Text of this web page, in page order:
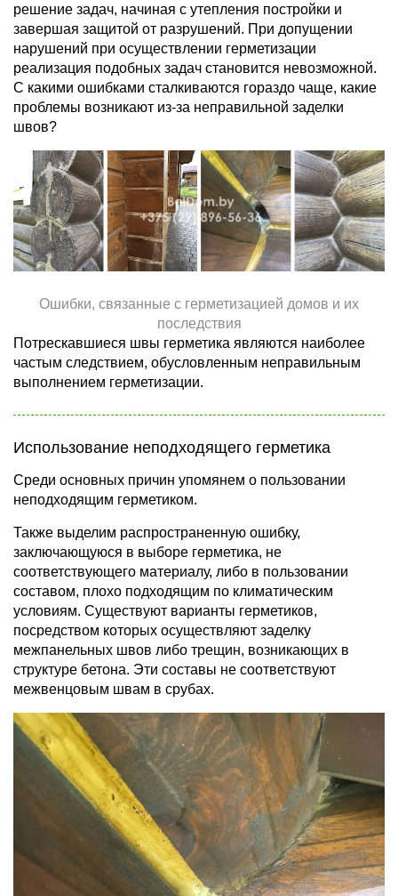
решение задач, начиная с утепления постройки и
завершая защитой от разрушений. При допущении
нарушений при осуществлении герметизации
реализация подобных задач становится невозможной.
С какими ошибками сталкиваются гораздо чаще, какие
проблемы возникают из-за неправильной заделки
швов?
Ошибки, связанные с герметизацией домов и их
последствия
Потрескавшиеся швы герметика являются наиболее
частым следствием, обусловленным неправильным
выполнением герметизации.
Использование неподходящего герметика
Среди основных причин упомянем о пользовании
неподходящим герметиком.
Также выделим распространенную ошибку,
заключающуюся в выборе герметика, не
соответствующего материалу, либо в пользовании
составом, плохо подходящим по климатическим
условиям. Существуют варианты герметиков,
посредством которых осуществляют заделку
межпанельных швов либо трещин, возникающих в
структуре бетона. Эти составы не соответствуют
межвенцовым швам в срубах.